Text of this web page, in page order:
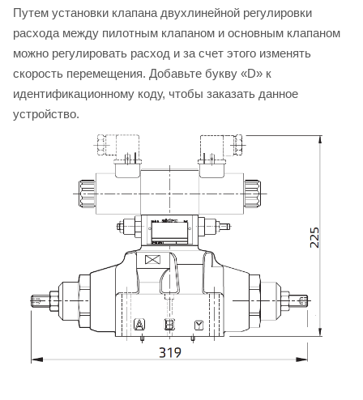
Путем установки клапана двухлинейной регулировки
расхода между пилотным клапаном и основным клапаном
можно регулировать расход и за счет этого изменять
скорость перемещения. Добавьте букву «D» к
идентификационному коду, чтобы заказать данное
устройство.